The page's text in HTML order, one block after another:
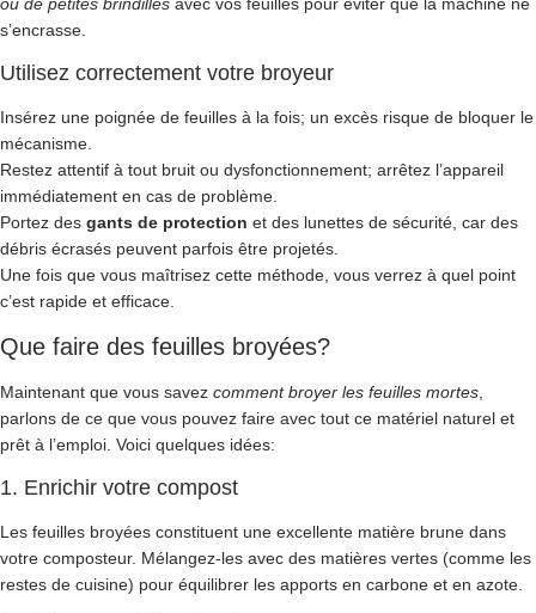
s’encrasse.
Utilisez correctement votre broyeur
Insérez une poignée de feuilles à la fois; un excès risque de bloquer le
mécanisme.
Restez attentif à tout bruit ou dysfonctionnement; arrêtez l’appareil
immédiatement en cas de problème.
Portez des gants de protection et des lunettes de sécurité, car des
débris écrasés peuvent parfois être projetés.
Une fois que vous maîtrisez cette méthode, vous verrez à quel point
c’est rapide et efficace.
Que faire des feuilles broyées?
Maintenant que vous savez comment broyer les feuilles mortes
parlons de ce que vous pouvez faire avec tout ce matériel naturel et
prêt à l’emploi. Voici quelques idées:
1. Enrichir votre compost
Les feuilles broyées constituent une excellente matière brune dans
votre composteur. Mélangez-les avec des matières vertes (comme les
restes de cuisine) pour équilibrer les apports en carbone et en azote.